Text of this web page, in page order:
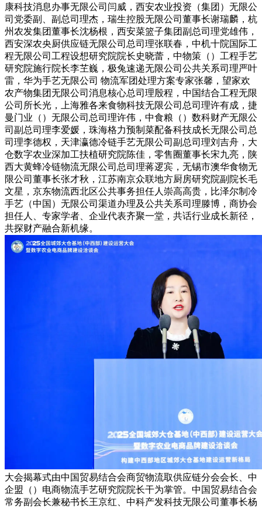
康科技消息办事无限公司闫威，西安农业投资（集团）无限公
司党委副、副总司理杰，瑞生控股无限公司董事长谢瑞麟，杭
州农发集团董事长沈杨根，西安菜篮子集团副总司理党雄伟，
西安深农央厨供应链无限公司总司理张联春，中机十院国际工
程无限公司工程设想研究院院长史晓蕾，中物策（）工程手艺
研究院施行院长李芏巍，极兔速递无限公司公共关系司理严叶
雷，华为手艺无限公司 物流军团处理方案专家张馨，望家欢
农产物集团无限公司消息核心总司理殷程，中国结合工程无限
公司所长光，上海雅各来食物科技无限公司总司理许有成，捷
曼门业（）无限公司总司理许伟，中食粮（）数科财产无限公
司副总司理李爱媛，珠海格力预制菜配备科技成长无限公司总
司理李德权，天津瀛德冷链手艺无限公司副总司理刘吉舟，大
仓数字农业深加工扶植研究院陈佳，零售圈董事长宋九亮，陕
西大黄蜂冷链物流无限公司总司理蒋逻宾，无锡市澳华食物无
限公司董事长张才秋，江苏南京众联地方厨房研究院副院长毛
文星，京东物流西北区公共事务担任人崇高高贵，比泽尔制冷
手艺（中国）无限公司渠道办理及公共关系司理滕博，商协会
担任人、专家学者、企业代表齐聚一堂，共话行业成长新径，
共探财产融合新机缘。
大会揭幕式由中国贸易结合会商贸物流取供应链分会会长、中
企盟（）电商物流手艺研究院院长干为掌管。中国贸易结合会
常务副会长兼秘书长王京红、中科产发科技无限公司董事长杨